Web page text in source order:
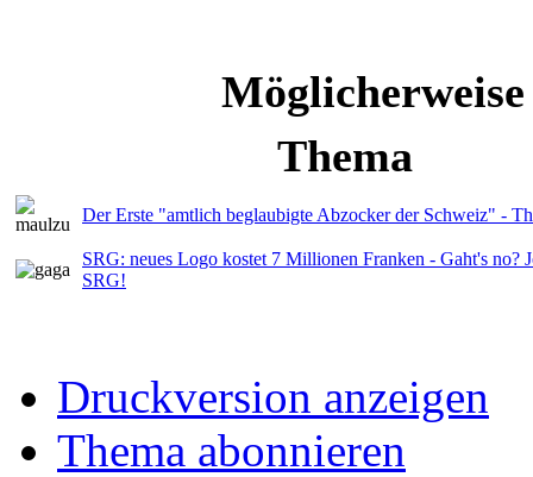
Thema
Der Erste "amtlich beglaubigte Abzocker der Schweiz" -
SRG: neues Logo kostet 7 Millionen Franken - Gaht's no?
SRG!
Druckversion anzeigen
Thema abonnieren